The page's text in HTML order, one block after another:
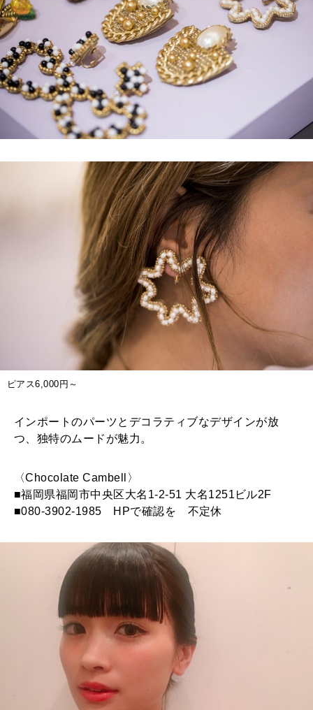
ピアス6,000円～
インポートのパーツとデコラティブなデザインが放
つ、独特のムードが魅力。
〈Chocolate Cambell〉
■福岡県福岡市中央区大名1-2-51 大名1251ビル2F
■080-3902-1985 HPで確認を 不定休